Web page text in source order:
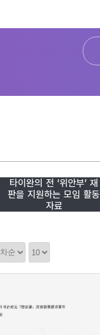
타이완의 전 ‘위안부’ 재
판을 지원하는 모임 활동
자료
정
렬
갯
수